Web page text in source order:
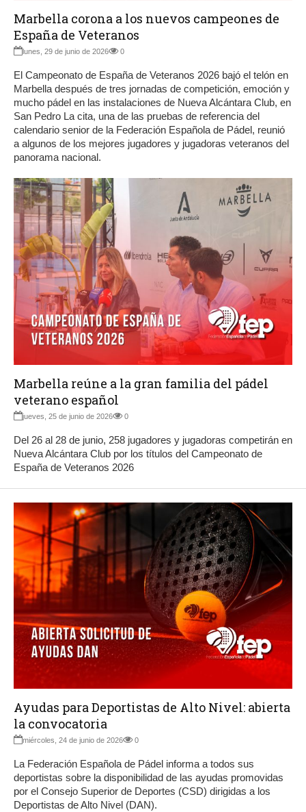
Marbella corona a los nuevos campeones de
España de Veteranos
lunes, 29 de junio de 2026 0
El Campeonato de España de Veteranos 2026 bajó el telón en
Marbella después de tres jornadas de competición, emoción y
mucho pádel en las instalaciones de Nueva Alcántara Club, en
San Pedro La cita, una de las pruebas de referencia del
calendario senior de la Federación Española de Pádel, reunió
a algunos de los mejores jugadores y jugadoras veteranos del
panorama nacional.
Marbella reúne a la gran familia del pádel
veterano español
jueves, 25 de junio de 2026 0
Del 26 al 28 de junio, 258 jugadores y jugadoras competirán en
Nueva Alcántara Club por los títulos del Campeonato de
España de Veteranos 2026
Ayudas para Deportistas de Alto Nivel: abierta
la convocatoria
miércoles, 24 de junio de 2026 0
La Federación Española de Pádel informa a todos sus
deportistas sobre la disponibilidad de las ayudas promovidas
por el Consejo Superior de Deportes (CSD) dirigidas a los
Deportistas de Alto Nivel (DAN).